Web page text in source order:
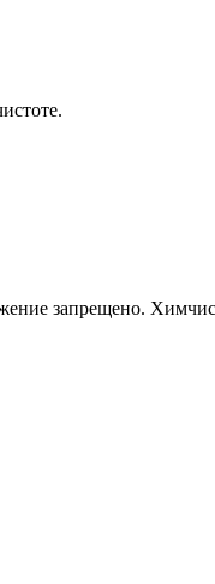
запрещено.